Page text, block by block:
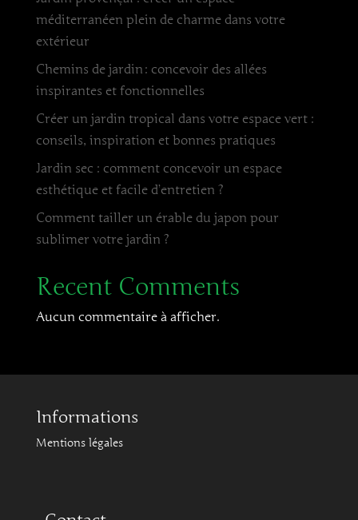
méditerranéen plein de charme dans votre
extérieur
Chemins de jardin : concevoir des allées
inspirantes et fonctionnelles
Créer un jardin tropical dans votre espace vert :
conseils, inspiration et bonnes pratiques
Jardin sec : comment concevoir un espace
esthétique et facile d’entretien ?
Comment tailler un érable du japon pour
sublimer votre jardin ?
Recent Comments
Aucun commentaire à afficher.
Informations
Mentions légales